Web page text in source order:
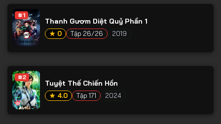
#1
Thanh Gươm Diệt Quỷ Phần 1
★ 0 Tập 26/26 2019
#2
Tuyệt Thế Chiến Hồn
★ 4.0 Tập 171 2024